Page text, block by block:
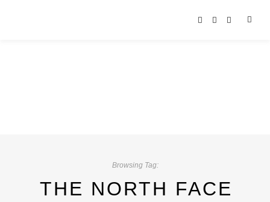
Browsing Tag:
THE NORTH FACE